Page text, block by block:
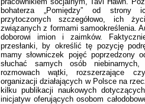
bohaterza „Pomiędzy” od strony
przytoczonych szczegółowo, ich
związanych z formami samookreślenia.
doborowi imion i zaimków.
przesłanki, by określić tę pozycję
mamy słowniczek pojęć poprzedzony
słuchać samych osób
rozmowach wątki, rozszerzające
organizacji działających w Polsce na
kilku publikacji naukowych
inicjatyw oferujących osobom